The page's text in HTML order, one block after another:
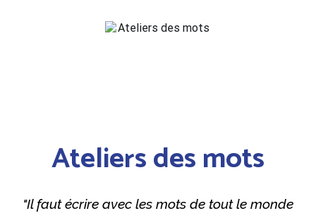
Ateliers des mots
"Il faut écrire avec les mots de tout le monde